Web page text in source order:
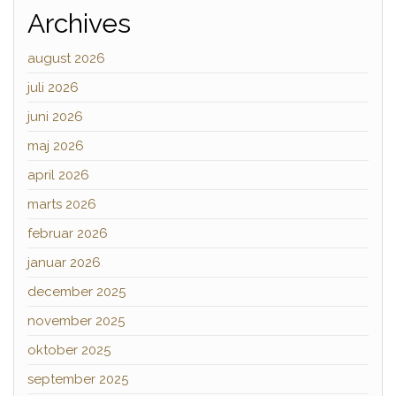
Archives
august 2026
juli 2026
juni 2026
maj 2026
april 2026
marts 2026
februar 2026
januar 2026
december 2025
november 2025
oktober 2025
september 2025